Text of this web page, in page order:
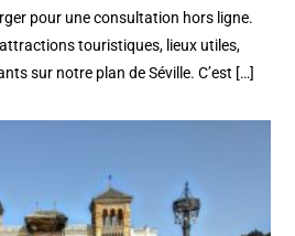
pour une consultation hors ligne.
touristiques, lieux utiles,
sur notre plan de Séville. C’est […]